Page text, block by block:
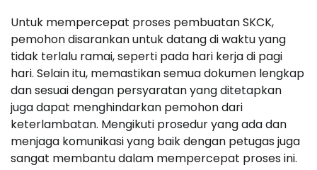
Untuk mempercepat proses pembuatan SKCK,
pemohon disarankan untuk datang di waktu yang
tidak terlalu ramai, seperti pada hari kerja di pagi
hari. Selain itu, memastikan semua dokumen lengkap
dan sesuai dengan persyaratan yang ditetapkan
juga dapat menghindarkan pemohon dari
keterlambatan. Mengikuti prosedur yang ada dan
menjaga komunikasi yang baik dengan petugas juga
sangat membantu dalam mempercepat proses ini.